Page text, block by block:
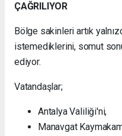
ÇAĞRILIYOR
Bölge sakinleri artık
istemediklerini, somut
ediyor.
Vatandaşlar;
Antalya Valiliği'ni,
Manavgat